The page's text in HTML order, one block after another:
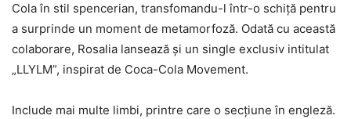
Cola în stil spencerian, transfomandu-l într-o schiţă pentru
a surprinde un moment de metamorfoză. Odată cu această
colaborare, Rosalia lansează şi un single exclusiv intitulat
„LLYLM”, inspirat de Coca-Cola Movement.
Include mai multe limbi, printre care o secţiune în engleză.